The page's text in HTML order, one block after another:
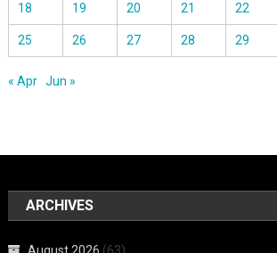
18 19 20 21 22
25 26 27 28 29
« Apr Jun »
ARCHIVES